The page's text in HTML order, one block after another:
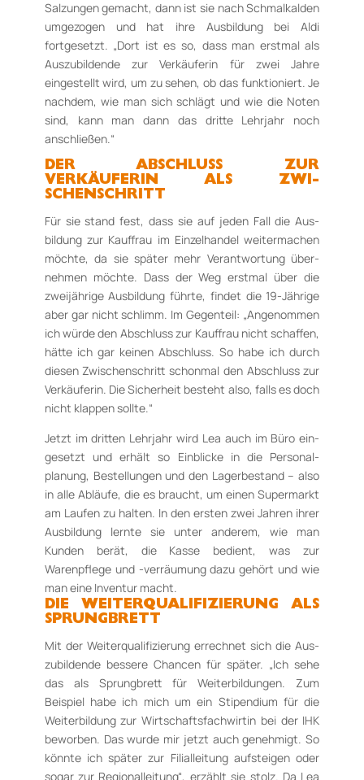
Salzungen gemacht, dann ist sie nach Schmal­kalden
umgezogen und hat ihre Aus­bildung bei Aldi
fortgesetzt. „Dort ist es so, dass man erstmal als
Auszubildende zur Verkäuferin für zwei Jahre
eingestellt wird, um zu sehen, ob das funktioniert. Je
nachdem, wie man sich schlägt und wie die Noten
sind, kann man dann das dritte Lehrjahr noch
anschließen.“
DER ABSCHLUSS ZUR
VERKÄUFERIN ALS ZWI­
SCHENSCHRITT
Für sie stand fest, dass sie auf jeden Fall die Aus­
bildung zur Kauffrau im Einzelhandel weiter­ma­chen
möchte, da sie später mehr Verantwortung über­
nehmen möchte. Dass der Weg erstmal über die
zweijährige Ausbildung führte, findet die 19-Jährige
aber gar nicht schlimm. Im Ge­gen­teil: „Angenommen
ich würde den Abschluss zur Kauffrau nicht schaffen,
hätte ich gar keinen Ab­schluss. So habe ich durch
diesen Zwi­schenschritt schonmal den Abschluss zur
Ver­käuferin. Die Sicherheit besteht also, falls es doch
nicht klappen sollte.“
Jetzt im dritten Lehrjahr wird Lea auch im Büro ein­
gesetzt und erhält so Einblicke in die Perso­nal­
planung, Bestellungen und den Lager­be­stand – also
in alle Abläufe, die es braucht, um ei­nen Supermarkt
am Laufen zu halten. In den ers­ten zwei Jahren ihrer
Ausbildung lernte sie un­ter anderem, wie man
Kunden berät, die Kas­se bedient, was zur
Warenpflege und -ver­räumung dazu gehört und wie
man eine Inventur macht.
DIE WEITERQUALIFIZIERUNG ALS
SPRUNG­BRETT
Mit der Weiterqualifizierung errechnet sich die Aus­
zubildende bessere Chancen für später. „Ich sehe
das als Sprungbrett für Weiterbildungen. Zum
Beispiel habe ich mich um ein Sti­pendium für die
Weiterbildung zur Wirtschaftsfachwirtin bei der IHK
beworben. Das wurde mir jetzt auch ge­neh­migt. So
könnte ich später zur Filialleitung auf­steigen oder
sogar zur Re­gio­nalleitung“, er­zählt sie stolz. Da Lea